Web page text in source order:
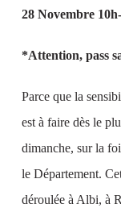
28 Novembre
*Attention, pass
Parce que la
est à faire dès le
dimanche, sur la
le Département.
déroulée à Albi, à